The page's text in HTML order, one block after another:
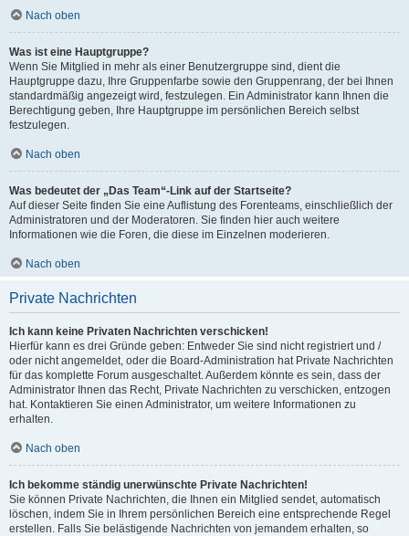
Nach oben
Was ist eine Hauptgruppe?
Wenn Sie Mitglied in mehr als einer Benutzergruppe sind, dient die
Hauptgruppe dazu, Ihre Gruppenfarbe sowie den Gruppenrang, der bei Ihnen
standardmäßig angezeigt wird, festzulegen. Ein Administrator kann Ihnen die
Berechtigung geben, Ihre Hauptgruppe im persönlichen Bereich selbst
festzulegen.
Nach oben
Was bedeutet der „Das Team“-Link auf der Startseite?
Auf dieser Seite finden Sie eine Auflistung des Forenteams, einschließlich der
Administratoren und der Moderatoren. Sie finden hier auch weitere
Informationen wie die Foren, die diese im Einzelnen moderieren.
Nach oben
Private Nachrichten
Ich kann keine Privaten Nachrichten verschicken!
Hierfür kann es drei Gründe geben: Entweder Sie sind nicht registriert und /
oder nicht angemeldet, oder die Board-Administration hat Private Nachrichten
für das komplette Forum ausgeschaltet. Außerdem könnte es sein, dass der
Administrator Ihnen das Recht, Private Nachrichten zu verschicken, entzogen
hat. Kontaktieren Sie einen Administrator, um weitere Informationen zu
erhalten.
Nach oben
Ich bekomme ständig unerwünschte Private Nachrichten!
Sie können Private Nachrichten, die Ihnen ein Mitglied sendet, automatisch
löschen, indem Sie in Ihrem persönlichen Bereich eine entsprechende Regel
erstellen. Falls Sie belästigende Nachrichten von jemandem erhalten, so